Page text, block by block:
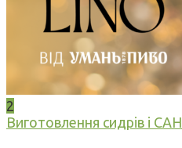
2
Виготовлення сидрів і САН